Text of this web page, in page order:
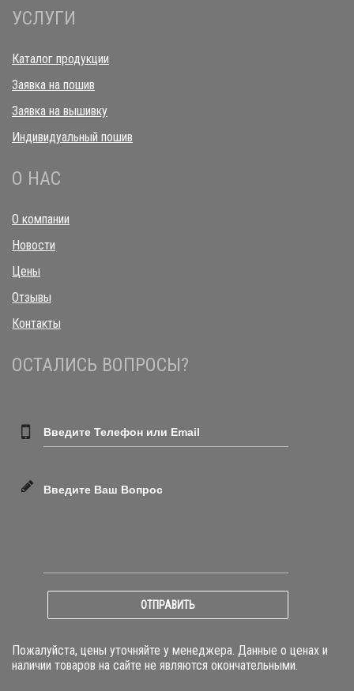
УСЛУГИ
Каталог продукции
Заявка на пошив
Заявка на вышивку
Индивидуальный пошив
О НАС
О компании
Новости
Цены
Отзывы
Контакты
ОСТАЛИСЬ ВОПРОСЫ?
Введите Телефон или Email
Введите Ваш Вопрос
ОТПРАВИТЬ
Пожалуйста, цены уточняйте у менеджера. Данные о ценах и
наличии товаров на сайте не являются окончательными.